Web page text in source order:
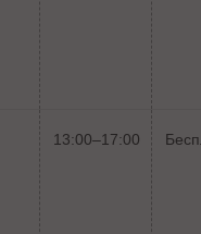
13:00–17:00